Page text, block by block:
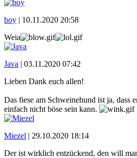
boy | 10.11.2020 20:58
Weia
Java | 03.11.2020 07:42
Lieben Dank euch allen!
Das fiese am Schweinehund ist ja, dass
einfach nicht böse sein kann.
Miezel | 29.10.2020 18:14
Der ist wirklich entzückend, den will